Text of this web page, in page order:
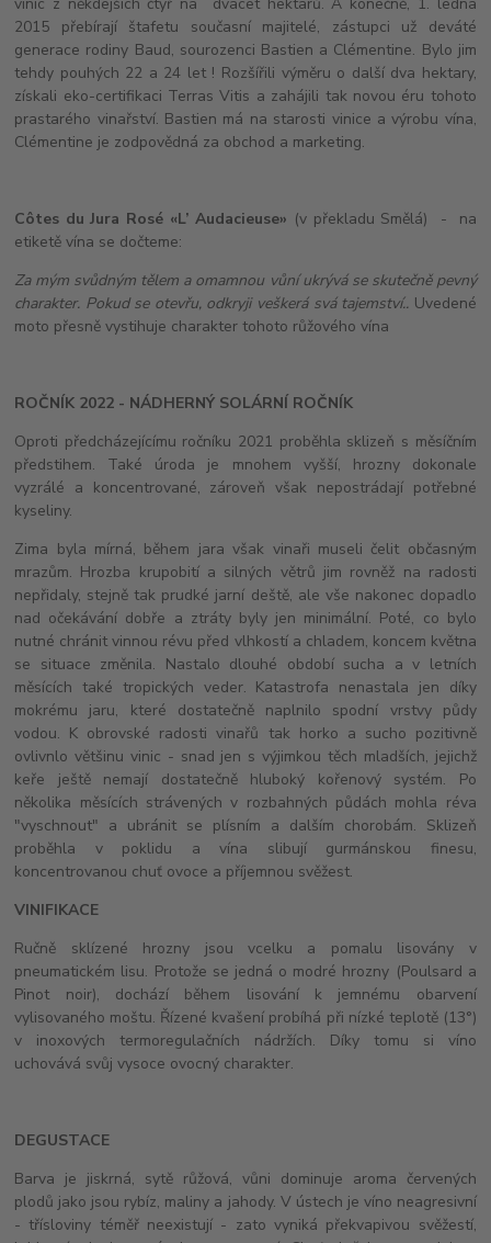
2015 přebírají štafetu současní majitelé, zástupci už deváté
generace rodiny Baud, sourozenci Bastien a Clémentine. Bylo jim
tehdy pouhých 22 a 24 let ! Rozšířili výměru o další dva hektary,
získali eko-certifikaci Terras Vitis a zahájili tak novou éru tohoto
prastarého vinařství. Bastien má na starosti vinice a výrobu vína,
Clémentine je zodpovědná za obchod a marketing.
Côtes du Jura Rosé «L’ Audacieuse» (v překladu Smělá) - na
etiketě vína se dočteme:
Za mým svůdným tělem a omamnou vůní ukrývá se skutečně pevný
charakter. Pokud se otevřu, odkryji veškerá svá tajemství.. Uvedené
moto přesně vystihuje charakter tohoto růžového vína
ROČNÍK 2022 - NÁDHERNÝ SOLÁRNÍ ROČNÍK
Oproti předcházejícímu ročníku 2021 proběhla sklizeň s měsíčním
předstihem. Také úroda je mnohem vyšší, hrozny dokonale
vyzrálé a koncentrované, zároveň však nepostrádají potřebné
kyseliny.
Zima byla mírná, během jara však vinaři museli čelit občasným
mrazům. Hrozba krupobití a silných větrů jim rovněž na radosti
nepřidaly, stejně tak prudké jarní deště, ale vše nakonec dopadlo
nad očekávání dobře a ztráty byly jen minimální. Poté, co bylo
nutné chránit vinnou révu před vlhkostí a chladem, koncem května
se situace změnila. Nastalo dlouhé období sucha a v letních
měsících také tropických veder. Katastrofa nenastala jen díky
mokrému jaru, které dostatečně naplnilo spodní vrstvy půdy
vodou. K obrovské radosti vinařů tak horko a sucho pozitivně
ovlivnlo většinu vinic - snad jen s výjimkou těch mladších, jejichž
keře ještě nemají dostatečně hluboký kořenový systém. Po
několika měsících strávených v rozbahných půdách mohla réva
"vyschnout" a ubránit se plísním a dalším chorobám. Sklizeň
proběhla v poklidu a vína slibují gurmánskou finesu,
koncentrovanou chuť ovoce a příjemnou svěžest.
VINIFIKACE
Ručně sklízené hrozny jsou vcelku a pomalu lisovány v
pneumatickém lisu. Protože se jedná o modré hrozny (Poulsard a
Pinot noir), dochází během lisování k jemnému obarvení
vylisovaného moštu. Řízené kvašení probíhá při nízké teplotě (13°)
v inoxových termoregulačních nádržích. Díky tomu si víno
uchovává svůj vysoce ovocný charakter.
DEGUSTACE
Barva je jiskrná, sytě růžová, vůni dominuje aroma červených
plodů jako jsou rybíz, maliny a jahody. V ústech je víno neagresivní
- třísloviny téměř neexistují - zato vyniká překvapivou svěžestí,